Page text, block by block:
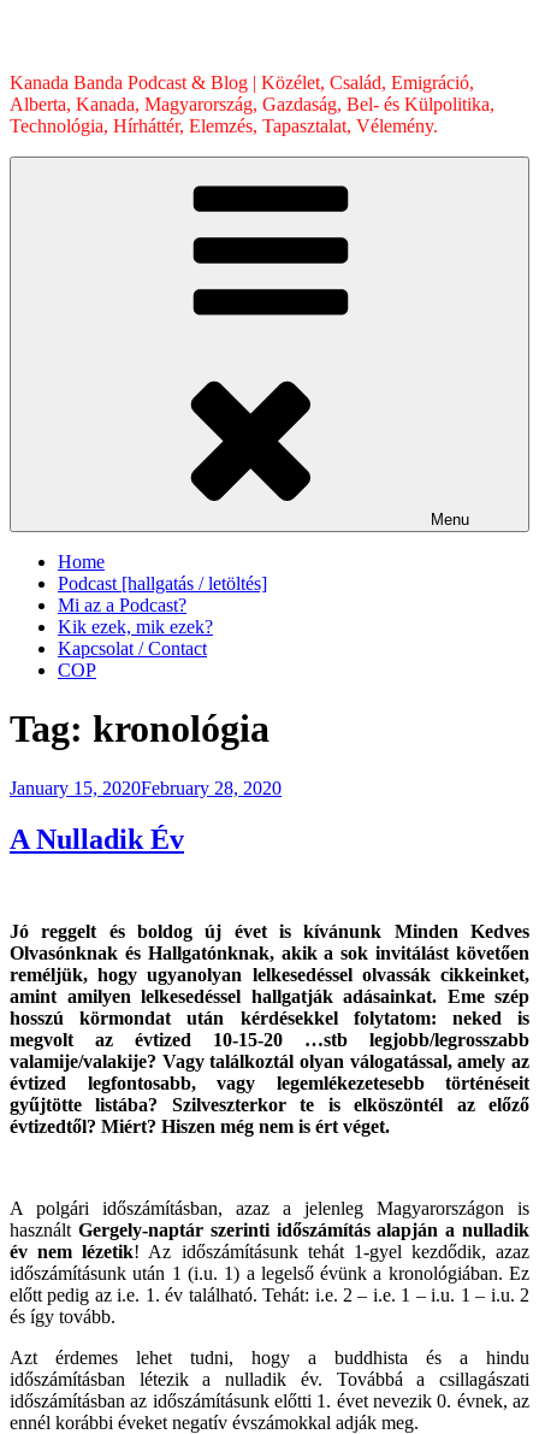
Kanada Banda Podcast & Blog | Közélet, Család, Emigráció,
Alberta, Kanada, Magyarország, Gazdaság, Bel- és Külpolitika,
Technológia, Hírháttér, Elemzés, Tapasztalat, Vélemény.
Menu
Home
Podcast [hallgatás / letöltés]
Mi az a Podcast?
Kik ezek, mik ezek?
Kapcsolat / Contact
COP
Tag: kronológia
Posted
January 15, 2020February 28, 2020
A Nulladik Év
Jó reggelt és boldog új évet is kívánunk Minden Kedves
Olvasónknak és Hallgatónknak, akik a sok invitálást követően
reméljük, hogy ugyanolyan lelkesedéssel olvassák cikkeinket,
amint amilyen lelkesedéssel hallgatják adásainkat. Eme szép
hosszú körmondat után kérdésekkel folytatom: neked is
megvolt az évtized 10-15-20 …stb legjobb/legrosszabb
valamije/valakije? Vagy találkoztál olyan válogatással, amely az
évtized legfontosabb, vagy legemlékezetesebb történéseit
gyűjtötte listába? Szilveszterkor te is elköszöntél az előző
évtizedtől? Miért? Hiszen még nem is ért véget.
A polgári időszámításban, azaz a jelenleg Magyarországon is
használt Gergely-naptár szerinti időszámítás alapján a nulladik
év nem lézetik! Az időszámításunk tehát 1-gyel kezdődik, azaz
időszámításunk után 1 (i.u. 1) a legelső évünk a kronológiában. Ez
előtt pedig az i.e. 1. év található. Tehát: i.e. 2 – i.e. 1 – i.u. 1 – i.u. 2
és így tovább.
Azt érdemes lehet tudni, hogy a buddhista és a hindu
időszámításban létezik a nulladik év. Továbbá a csillagászati
időszámításban az időszámításunk előtti 1. évet nevezik 0. évnek, az
ennél korábbi éveket negatív évszámokkal adják meg.